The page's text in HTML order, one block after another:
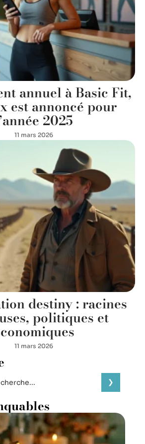
annuel à Basic Fit,
est annoncé pour
2025
11 mars 2026
destiny : racines
politiques et
11 mars 2026